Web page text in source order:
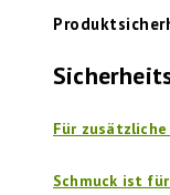
Für
Schmuck ist